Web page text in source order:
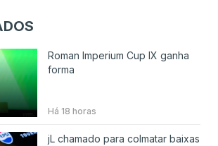
Roman Imperium Cup IX ganha
forma
Há 18 horas
jL chamado para colmatar baixas